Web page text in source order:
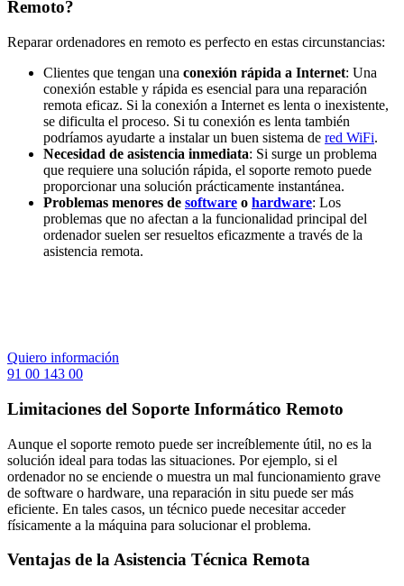
Remoto?
Reparar ordenadores en remoto es perfecto en estas circunstancias:
Clientes que tengan una conexión rápida a Internet: Una
conexión estable y rápida es esencial para una reparación
remota eficaz. Si la conexión a Internet es lenta o inexistente,
se dificulta el proceso. Si tu conexión es lenta también
podríamos ayudarte a instalar un buen sistema de red WiFi.
Necesidad de asistencia inmediata: Si surge un problema
que requiere una solución rápida, el soporte remoto puede
proporcionar una solución prácticamente instantánea.
Problemas menores de software o hardware: Los
problemas que no afectan a la funcionalidad principal del
ordenador suelen ser resueltos eficazmente a través de la
asistencia remota.
Quiero información
91 00 143 00
Limitaciones del Soporte Informático Remoto
Aunque el soporte remoto puede ser increíblemente útil, no es la
solución ideal para todas las situaciones. Por ejemplo, si el
ordenador no se enciende o muestra un mal funcionamiento grave
de software o hardware, una reparación in situ puede ser más
eficiente. En tales casos, un técnico puede necesitar acceder
físicamente a la máquina para solucionar el problema.
Ventajas de la Asistencia Técnica Remota